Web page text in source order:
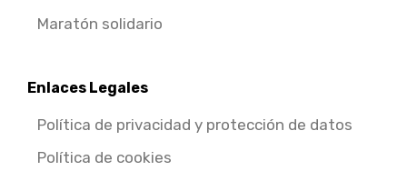
Maratón solidario
Enlaces Legales
Política de privacidad y protección de datos
Política de cookies